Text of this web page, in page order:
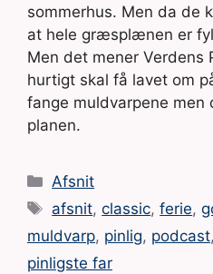
sommerhus. Men da de
at hele græsplænen er
Men det mener Verdens
hurtigt skal få lavet om
fange muldvarpene
planen.
Kategorier
Afsnit
Tags
afsnit,classic,ferie,
muldvarp, pinlig, podcast,
pinligste far